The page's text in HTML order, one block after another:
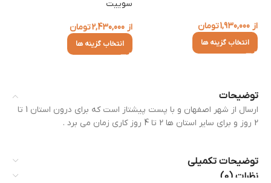
از1,930,000تومان
انتخاب گزینه ها
سوییت
از2,430,000تومان
انتخاب گزینه ها
توضیحات
ارسال از شهر اصفهان و با پست پیشتاز است که برای درون استان 1 تا
2 روز و برای سایر استان ها 2 تا 4 روز کاری زمان می برد .
توضیحات تکمیلی
نظرات (0)